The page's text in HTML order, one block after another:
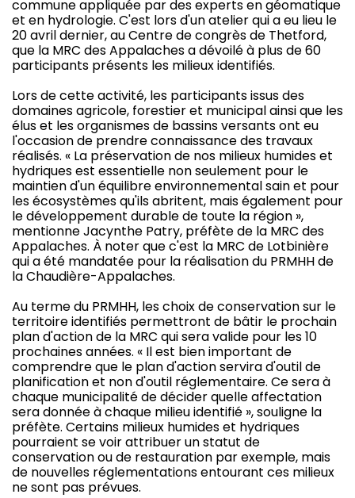
commune appliquée par des experts en géomatique
et en hydrologie. C'est lors d'un atelier qui a eu lieu le
20 avril dernier, au Centre de congrès de Thetford,
que la MRC des Appalaches a dévoilé à plus de 60
participants présents les milieux identifiés.
Lors de cette activité, les participants issus des
domaines agricole, forestier et municipal ainsi que les
élus et les organismes de bassins versants ont eu
l'occasion de prendre connaissance des travaux
réalisés. « La préservation de nos milieux humides et
hydriques est essentielle non seulement pour le
maintien d'un équilibre environnemental sain et pour
les écosystèmes qu'ils abritent, mais également pour
le développement durable de toute la région »,
mentionne Jacynthe Patry, préfète de la MRC des
Appalaches. À noter que c'est la MRC de Lotbinière
qui a été mandatée pour la réalisation du PRMHH de
la Chaudière-Appalaches.
Au terme du PRMHH, les choix de conservation sur le
territoire identifiés permettront de bâtir le prochain
plan d'action de la MRC qui sera valide pour les 10
prochaines années. « Il est bien important de
comprendre que le plan d'action servira d'outil de
planification et non d'outil réglementaire. Ce sera à
chaque municipalité de décider quelle affectation
sera donnée à chaque milieu identifié », souligne la
préfète. Certains milieux humides et hydriques
pourraient se voir attribuer un statut de
conservation ou de restauration par exemple, mais
de nouvelles réglementations entourant ces milieux
ne sont pas prévues.